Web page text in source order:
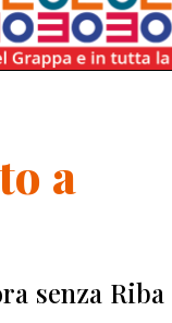
a
senza Riba